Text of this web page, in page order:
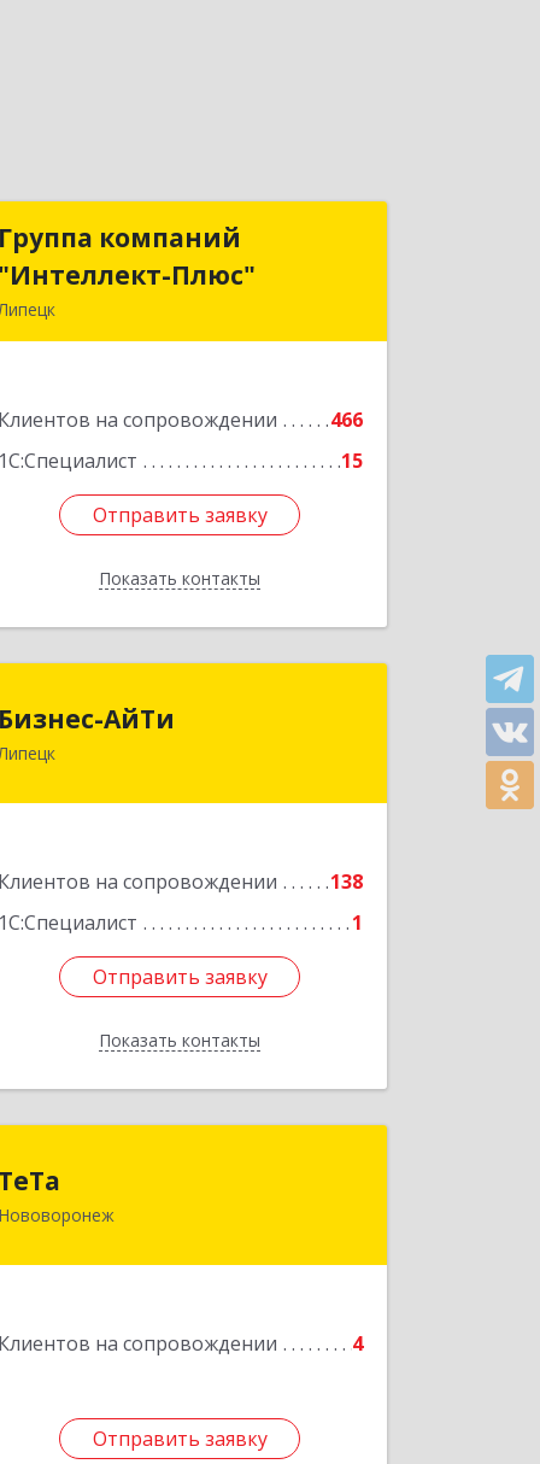
Группа компаний
"Интеллект-Плюс"
Клиентов на сопровождении
466
1С:Специалист
15
Отправить заявку
Показать контакты
Группа компаний
"Интеллект-Плюс"
Подробнее
Отправить заявку
Назад
Бизнес-АйТи
Липецк
Клиентов на сопровождении
138
1С:Специалист
1
Отправить заявку
Показать контакты
398008, Липецкая обл, Липецк г, 50
Отправить заявку
Назад
ТеТа
Нововоронеж
Клиентов на сопровождении 4
Отправить заявку
396 073, Нововоронеж г, а/я, дом № 30
Отправить заявку